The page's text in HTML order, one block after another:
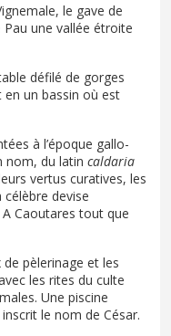
le gave de
Pau une vallée étroite
défilé de gorges
un bassin où est
à l’époque gallo-
nom, du latin caldaria
vertus curatives, les
devise
Caoutares tout que
pèlerinage et les
les rites du culte
Une piscine
le nom de César.